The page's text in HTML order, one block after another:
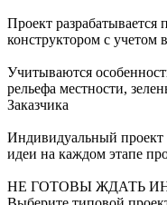
Проект
конструктором с учетом
Учитываются
рельефа местности,
Заказчика
Индивидуальный проект
идеи на каждом этапе
НЕ ГОТОВЫ ЖДАТЬ